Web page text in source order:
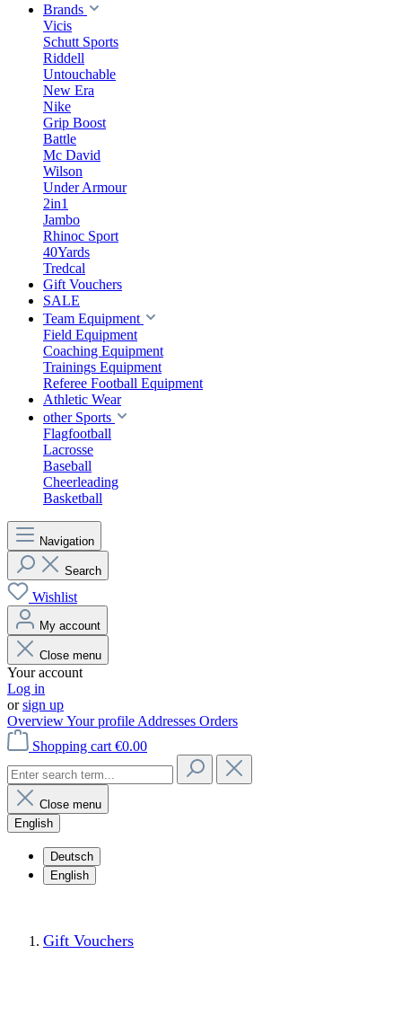
Brands
Vicis
Schutt Sports
Riddell
Untouchable
New Era
Nike
Grip Boost
Battle
Mc David
Wilson
Under Armour
2in1
Jambo
Rhinoc Sport
40Yards
Tredcal
Gift Vouchers
SALE
Team Equipment
Field Equipment
Coaching Equipment
Trainings Equipment
Referee Football Equipment
Athletic Wear
other Sports
Flagfootball
Lacrosse
Baseball
Cheerleading
Basketball
Navigation
Search
Wishlist
My account
Close menu
Your account
Log in
orsign up
OverviewYour profile Addresses Orders
Shopping cart €0.00
Close menu
English
Deutsch
English
Gift Vouchers